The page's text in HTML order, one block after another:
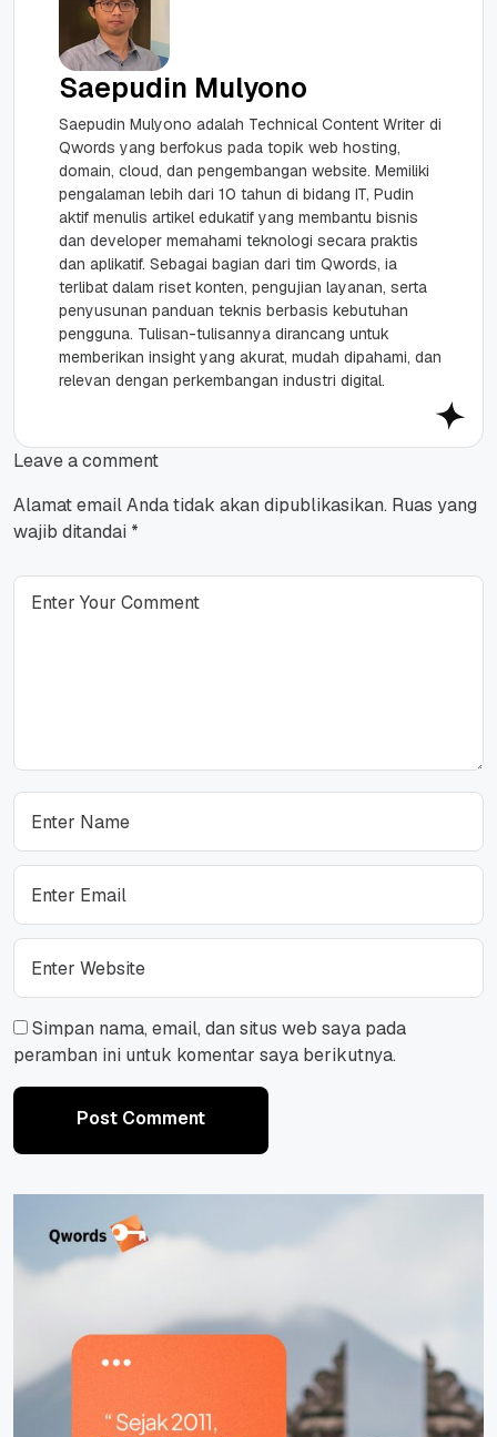
Saepudin Mulyono
Saepudin Mulyono adalah Technical Content Writer di
Qwords yang berfokus pada topik web hosting,
domain, cloud, dan pengembangan website. Memiliki
pengalaman lebih dari 10 tahun di bidang IT, Pudin
aktif menulis artikel edukatif yang membantu bisnis
dan developer memahami teknologi secara praktis
dan aplikatif. Sebagai bagian dari tim Qwords, ia
terlibat dalam riset konten, pengujian layanan, serta
penyusunan panduan teknis berbasis kebutuhan
pengguna. Tulisan-tulisannya dirancang untuk
memberikan insight yang akurat, mudah dipahami, dan
relevan dengan perkembangan industri digital.
Leave a comment
Alamat email Anda tidak akan dipublikasikan. Ruas yang
wajib ditandai *
Simpan nama, email, dan situs web saya pada
peramban ini untuk komentar saya berikutnya.
Post Comment